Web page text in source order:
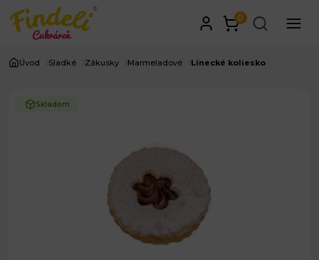
0
Úvod Sladké Zákusky Marmeladové Línecké koliesko
Skladom